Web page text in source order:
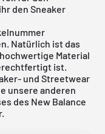
den Sneaker
Natürlich ist das
Material
ist.
und Streetwear
unsere anderen
des New Balance
.